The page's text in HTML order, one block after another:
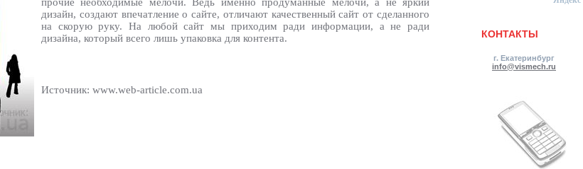
дизайн, создают впечатление о сайте, отличают качественный сайт от сделанного
на скорую руку. На любой сайт мы приходим ради информации, а не ради
дизайна, который всего лишь упаковка для контента.
Источник: www.web-article.com.ua
КОНТАКТЫ
г. Екатеринбург
info@vismech.ru